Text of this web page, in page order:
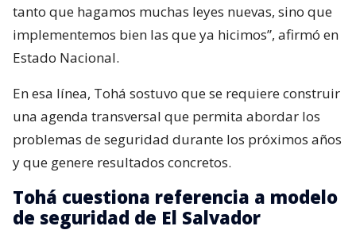
tanto que hagamos muchas leyes nuevas, sino que
implementemos bien las que ya hicimos”, afirmó en
Estado Nacional.
En esa línea, Tohá sostuvo que se requiere construir
una agenda transversal que permita abordar los
problemas de seguridad durante los próximos años
y que genere resultados concretos.
Tohá cuestiona referencia a modelo
de seguridad de El Salvador